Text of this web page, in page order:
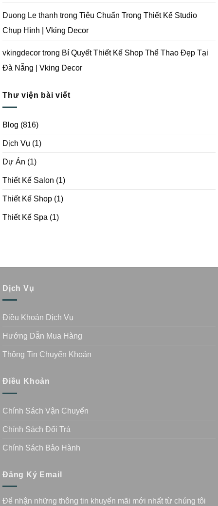
Duong Le thanh trong Tiêu Chuẩn Trong Thiết Kế Studio
Chụp Hình | Vking Decor
vkingdecor trong Bí Quyết Thiết Kế Shop Thể Thao Đẹp Tại
Đà Nẵng | Vking Decor
Thư viện bài viết
Blog (816)
Dịch Vụ (1)
Dự Án (1)
Thiết Kế Salon (1)
Thiết Kế Shop (1)
Thiết Kế Spa (1)
Dịch Vụ
Điều Khoản Dịch Vụ
Hướng Dẫn Mua Hàng
Thông Tin Chuyển Khoản
Điều Khoản
Chính Sách Vận Chuyển
Chính Sách Đổi Trả
Chính Sách Bảo Hành
Đăng Ký Email
Để nhận những thông tin khuyến mãi mới nhất từ chúng tôi